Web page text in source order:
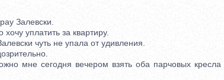
Залевски.
уплатить за квартиру.
чуть не упала от удивления.
мне сегодня вечером взять оба парчовых кресла